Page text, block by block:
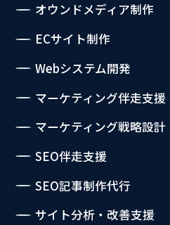
オウンドメディア制作
ECサイト制作
Webシステム開発
マーケティング伴走支援
マーケティング戦略設計
SEO伴走支援
SEO記事制作代行
サイト分析・改善支援